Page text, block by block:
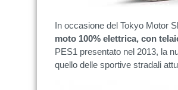
In occasione del Tokyo Motor
moto 100% elettrica, con
PES1 presentato nel 2013, la
quello delle sportive stradali